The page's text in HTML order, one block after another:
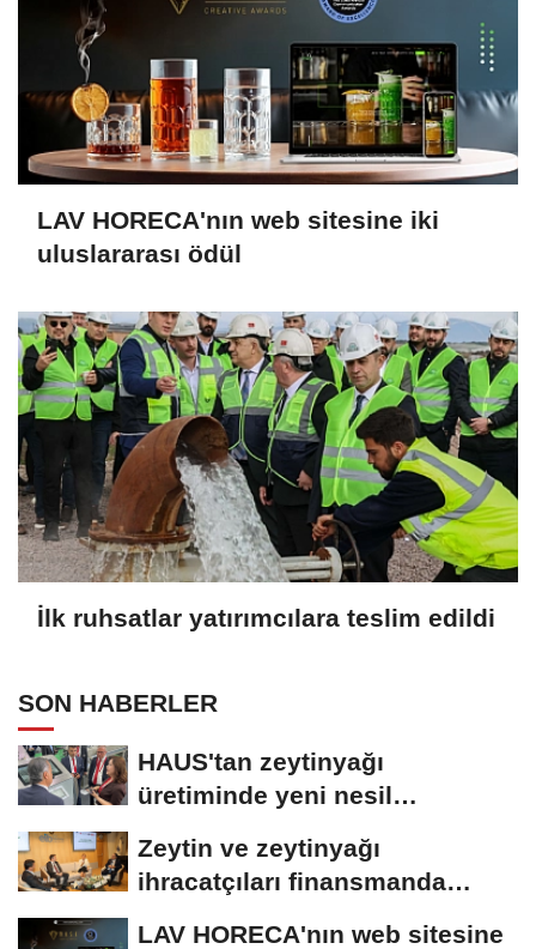
LAV HORECA'nın web sitesine iki
uluslararası ödül
İlk ruhsatlar yatırımcılara teslim edildi
SON HABERLER
HAUS'tan zeytinyağı
üretiminde yeni nesil
Zeytin ve zeytinyağı
ihracatçıları finansmanda
LAV HORECA'nın web sitesine